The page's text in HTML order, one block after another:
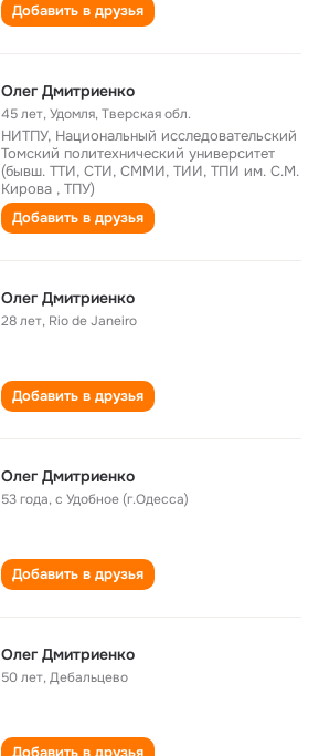
Добавить в друзья
Олег Дмитриенко
45 лет,Удомля, Тверская обл.
НИТПУ, Национальный исследовательский
Томский политехнический университет
(бывш. ТТИ, СТИ, СММИ, ТИИ, ТПИ им. С.М.
Кирова , ТПУ)
Добавить в друзья
Олег Дмитриенко
28 лет, Rio de Janeiro
Добавить в друзья
Олег Дмитриенко
53 года,с Удобное (г.Одесса)
Добавить в друзья
Олег Дмитриенко
50 лет,Дебальцево
Добавить в друзья